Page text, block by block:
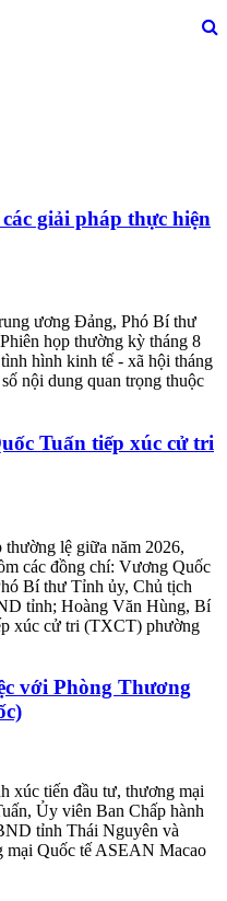
giải pháp thực hiện
ương Đảng, Phó Bí thư
họp thường kỳ tháng 8
hình kinh tế - xã hội tháng
nội dung quan trọng thuộc
Tuấn tiếp xúc cử tri
lệ giữa năm 2026,
các đồng chí: Vương Quốc
Bí thư Tỉnh ủy, Chủ tịch
tỉnh; Hoàng Văn Hùng, Bí
xúc cử tri (TXCT) phường
với Phòng Thương
xúc tiến đầu tư, thương mại
Ủy viên Ban Chấp hành
tỉnh Thái Nguyên và
mại Quốc tế ASEAN Macao